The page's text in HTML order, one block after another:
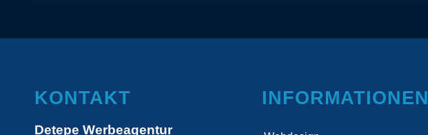
KONTAKT
Detepe Werbeagentur
INFORMATIONEN